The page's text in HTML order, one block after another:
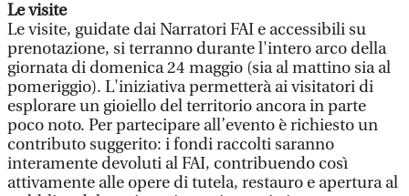
Le visite
Le visite, guidate dai Narratori FAI e accessibili su
prenotazione, si terranno durante l'intero arco della
giornata di domenica 24 maggio (sia al mattino sia al
pomeriggio). L'iniziativa permetterà ai visitatori di
esplorare un gioiello del territorio ancora in parte
poco noto. Per partecipare all’evento è richiesto un
contributo suggerito: i fondi raccolti saranno
interamente devoluti al FAI, contribuendo così
attivamente alle opere di tutela, restauro e apertura al